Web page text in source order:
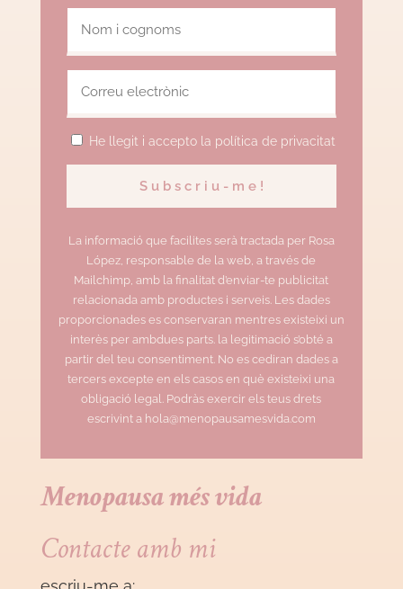
He llegit i accepto la política de privacitat
La informació que facilites serà tractada per Rosa
López, responsable de la web, a través de
Mailchimp, amb la finalitat d’enviar-te publicitat
relacionada amb productes i serveis. Les dades
proporcionades es conservaran mentres existeixi un
interès per ambdues parts. la legitimació s’obté a
partir del teu consentiment. No es cediran dades a
tercers excepte en els casos en què existeixi una
obligació legal. Podràs exercir els teus drets
escrivint a hola@menopausamesvida.com
Menopausa més vida
Contacte amb mi